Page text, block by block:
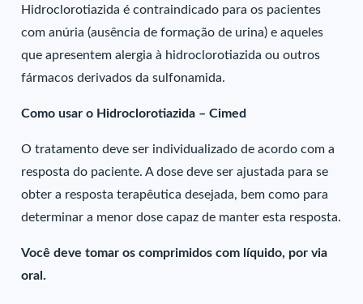
Hidroclorotiazida é contraindicado para os pacientes
com anúria (ausência de formação de urina) e aqueles
que apresentem alergia à hidroclorotiazida ou outros
fármacos derivados da sulfonamida.
Como usar o Hidroclorotiazida – Cimed
O tratamento deve ser individualizado de acordo com a
resposta do paciente. A dose deve ser ajustada para se
obter a resposta terapêutica desejada, bem como para
determinar a menor dose capaz de manter esta resposta.
Você deve tomar os comprimidos com líquido, por via
oral.